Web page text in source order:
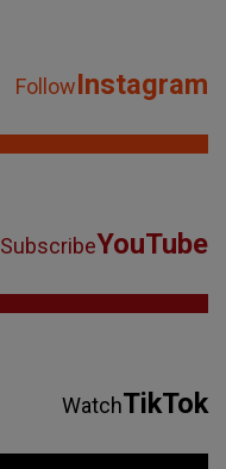
FollowInstagram
SubscribeYouTube
WatchTikTok